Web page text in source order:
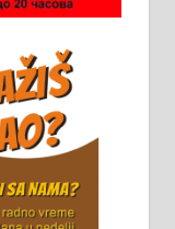
у
на
од